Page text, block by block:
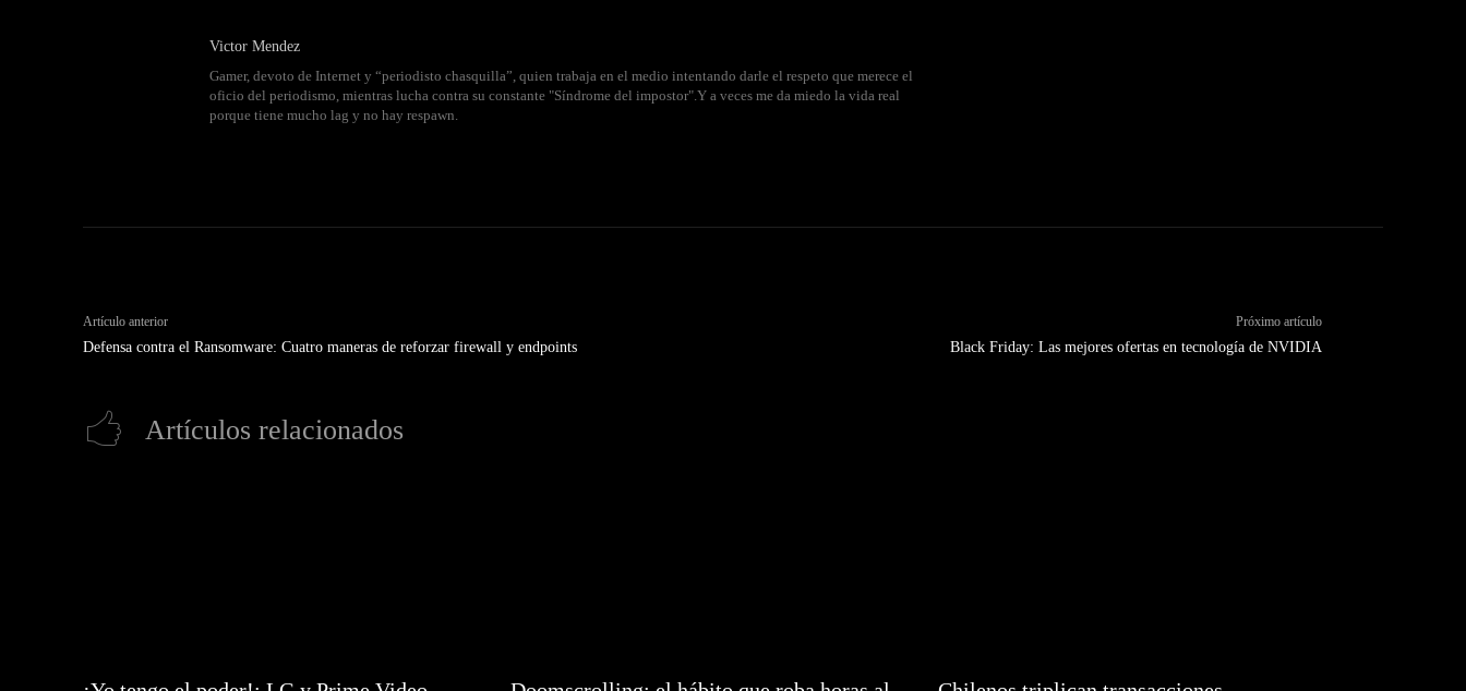
Victor Mendez
Gamer, devoto de Internet y “periodisto chasquilla”, quien trabaja en el medio intentando darle el respeto que merece el
oficio del periodismo, mientras lucha contra su constante "Síndrome del impostor".Y a veces me da miedo la vida real
porque tiene mucho lag y no hay respawn.
Artículo anterior
Defensa contra el Ransomware: Cuatro maneras de reforzar firewall y endpoints
Próximo artículo
Black Friday: Las mejores ofertas en tecnología de NVIDIA
Artículos relacionados